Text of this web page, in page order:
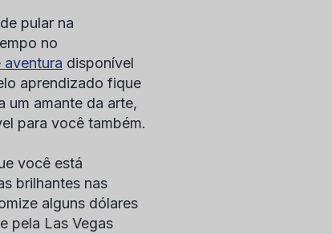
pular na
no
aventura disponível
aprendizado fique
um amante da arte,
para você também.
você está
brilhantes nas
alguns dólares
pela Las Vegas